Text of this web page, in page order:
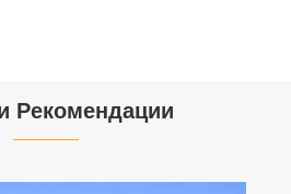
Рекомендации